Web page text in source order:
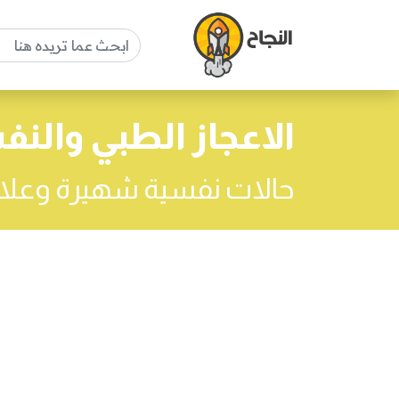
الاعجاز الطبي
حالات نفسية شهيرة